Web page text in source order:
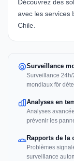
Découvrez des
avec les services
Chile.
Surveillance
Surveillance
mondiaux för
Analyses en
Analyses
prévenir les
Rapports de la
Problèmes
surveillance